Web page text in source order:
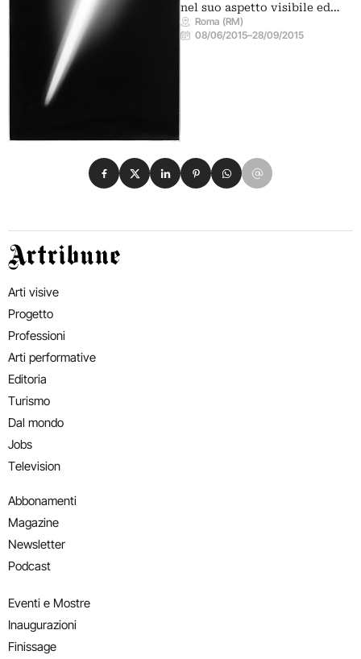
nel suo aspetto visibile ed…
Roma (RM)
08/06/2015–28/09/2015
Condividi su Facebook
Condividi su X
Condividi su LinkedIn
Condividi su Pinterest
Condividi su WhatsApp
Condividi su Email
Artribune
Arti visive
Progetto
Professioni
Arti performative
Editoria
Turismo
Dal mondo
Jobs
Television
Abbonamenti
Magazine
Newsletter
Podcast
Eventi e Mostre
Inaugurazioni
Finissage